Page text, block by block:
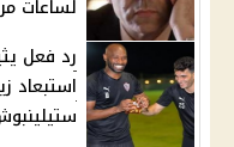
لساعات
رد فعل
استبعاد